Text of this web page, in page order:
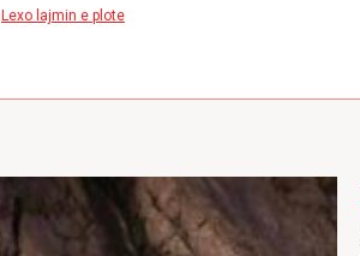
Lexo lajmin e plote